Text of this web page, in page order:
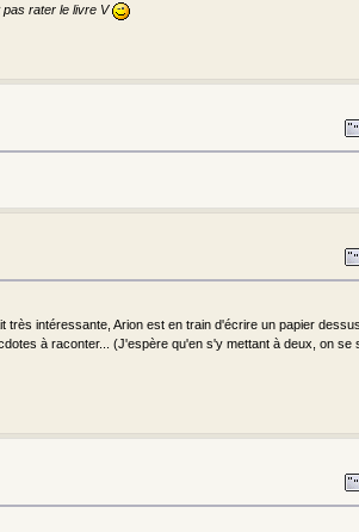
pas rater le livre V
intéressante, Arion est en train d'écrire un papier
à raconter... (J'espère qu'en s'y mettant à deux, on se